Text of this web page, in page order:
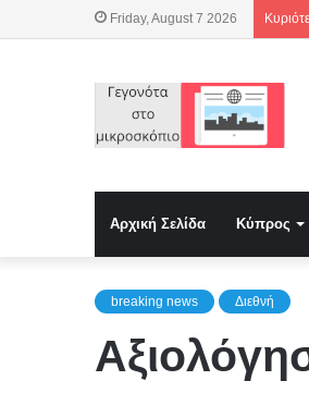
Friday, August 7 2026
Αρχική Σελίδα Κύπρος
breaking news Διεθνή